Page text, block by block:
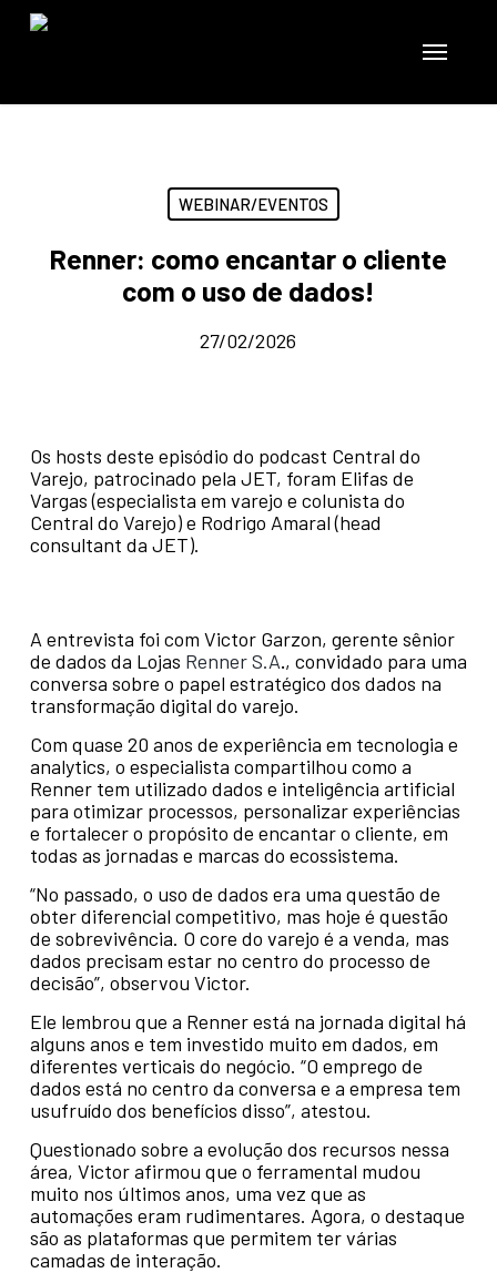
Skip
Menu
WEBINAR/EVENTOS
Renner: como encantar o cliente
com o uso de dados!
27/02/2026
Os hosts deste episódio do podcast Central do
Varejo, patrocinado pela JET, foram Elifas de
Vargas (especialista em varejo e colunista do
Central do Varejo) e Rodrigo Amaral (head
consultant da JET).
A entrevista foi com Victor Garzon, gerente sênior
de dados da Lojas Renner S.A., convidado para uma
conversa sobre o papel estratégico dos dados na
transformação digital do varejo.
Com quase 20 anos de experiência em tecnologia e
analytics, o especialista compartilhou como a
Renner tem utilizado dados e inteligência artificial
para otimizar processos, personalizar experiências
e fortalecer o propósito de encantar o cliente, em
todas as jornadas e marcas do ecossistema.
“No passado, o uso de dados era uma questão de
obter diferencial competitivo, mas hoje é questão
de sobrevivência. O core do varejo é a venda, mas
dados precisam estar no centro do processo de
decisão”, observou Victor.
Ele lembrou que a Renner está na jornada digital há
alguns anos e tem investido muito em dados, em
diferentes verticais do negócio. “O emprego de
dados está no centro da conversa e a empresa tem
usufruído dos benefícios disso”, atestou.
Questionado sobre a evolução dos recursos nessa
área, Victor afirmou que o ferramental mudou
muito nos últimos anos, uma vez que as
automações eram rudimentares. Agora, o destaque
são as plataformas que permitem ter várias
camadas de interação.